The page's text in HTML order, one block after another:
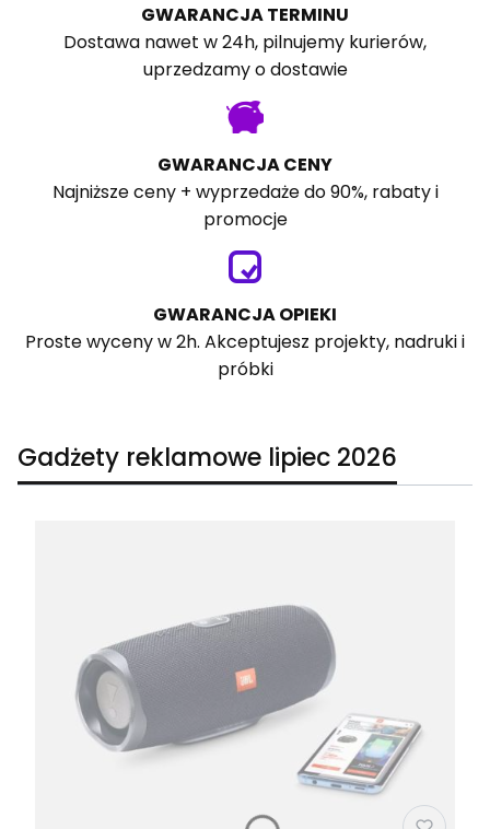
GWARANCJA TERMINU
Dostawa nawet w 24h, pilnujemy kurierów,
uprzedzamy o dostawie
GWARANCJA CENY
Najniższe ceny + wyprzedaże do 90%, rabaty i
promocje
GWARANCJA OPIEKI
Proste wyceny w 2h. Akceptujesz projekty, nadruki i
próbki
Gadżety reklamowe lipiec 2026